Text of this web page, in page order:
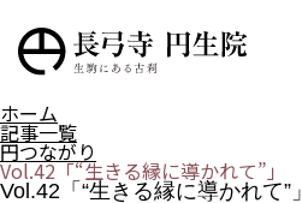
ホーム
記事一覧
円つながり
Vol.42「“生きる縁に導かれて”」
Vol.42「“生きる縁に導かれて”」